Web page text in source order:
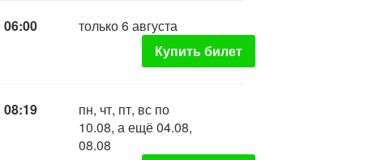
06:00
только 6 августа
Купить билет
08:19
пн, чт, пт, вс по
10.08, а ещё 04.08,
08.08